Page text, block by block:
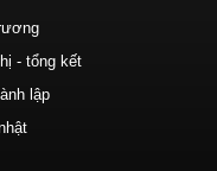
- tổng kết
lập